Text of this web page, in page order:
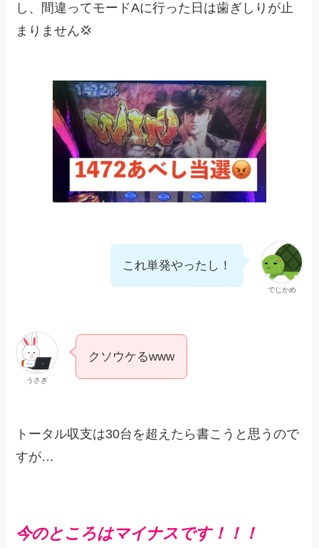
し、間違ってモードAに行った日は歯ぎしりが止
まりません💢
でじかめ
これ単発やったし！
うさぎ
クソウケるwww
トータル収支は30台を超えたら書こうと思うので
すが…
今のところはマイナスです！！！